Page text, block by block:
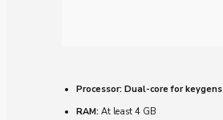
Processor: Dual-core for keygens
RAM: At least 4 GB